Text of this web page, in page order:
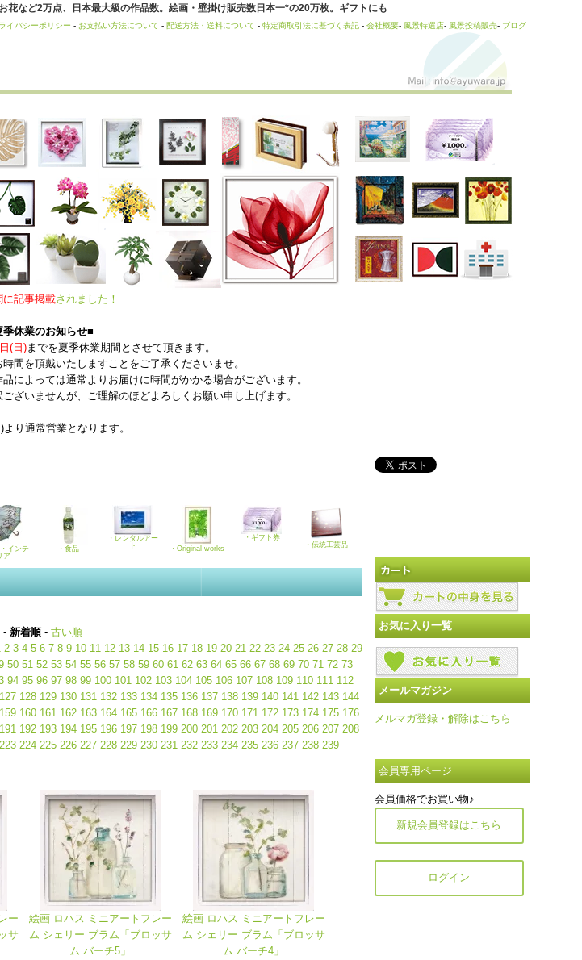
など2万点、日本最大級の作品数。絵画・壁掛け販売数日本一*の20万枚。ギフトにも
イバシーポリシー - お支払い方法について - 配送方法・送料について - 特定商取引法に基づく表記 - 会社概要- 風景特選店- 風景投稿販売- ブログ
に記事掲載されました！
季休業のお知らせ■
(日)までを夏季休業期間とさせて頂きます。
間を頂戴いたしますことをご了承くださいませ。
によっては通常よりお届けに時間がかかる場合がございます。
ざいませんが、ご理解のほどよろしくお願い申し上げます。
り通常営業となります。
・インテ
ア
・食品
・レンタルアー
ト
・Original works
・ギフト券
・伝統工芸品
- 新着順- 古い順
2 3 4 5 6 7 8 9 10 11 12 13 14 15 16 17 18 19 20 21 22 23 24 25 26 27 28 29
50 51 52 53 54 55 56 57 58 59 60 61 62 63 64 65 66 67 68 69 70 71 72 73
94 95 96 97 98 99 100 101 102 103 104 105 106 107 108 109 110 111 112
127 128 129 130 131 132 133 134 135 136 137 138 139 140 141 142 143 144
159 160 161 162 163 164 165 166 167 168 169 170 171 172 173 174 175 176
191 192 193 194 195 196 197 198 199 200 201 202 203 204 205 206 207 208
223 224 225 226 227 228 229 230 231 232 233 234 235 236 237 238 239
ー
サ
絵画 ロハス ミニアートフレー
ム シェリー ブラム「ブロッサ
ム バーチ5」
絵画 ロハス ミニアートフレー
ム シェリー ブラム「ブロッサ
ム バーチ4」
お気に入り一覧
メールマガジン
メルマガ登録・解除はこちら
会員専用ページ
会員価格でお買い物♪
新規会員登録はこちら
ログイン